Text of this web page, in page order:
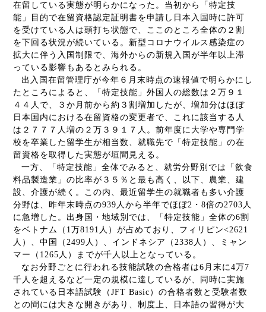
在留している実態が明らかになった。当初から「特定技
能」目的で在留資格認定証明書を申請し日本入国時に許可
を受けている人は頭打ち状態で、ここのところ全体の２割
を下回る状況が続いている。新型コロナウイルス感染症の
拡大に伴う入国制限で、海外からの新規入国が半年以上滞
っている影響もあるとみられる。
出入国在留管理庁が今年６月末時点の速報値で明らかにし
たところによると、「特定技能」外国人の総数は２万９１
４４人で、３か月前から約３割増加したが、増加分はほぼ
日本国内における在留資格の変更者で、これに該当する人
は２７７７人増の２万３９１７人。前年度に大学や専門学
校を卒業した留学生が相当数、就職先で「特定技能」の在
留資格を取得した実態が垣間見える。
一方、「特定技能」全体でみると、就労分野別では「飲食
料品製造業」の比率が３５％と最も高く、以下、農業、建
設、介護が続く。この内、最近留学生の就職者も多い介護
分野は、昨年末時点の939 人から半年でほぼ2 ・ 8倍の2703 人
に急増した。出身国・地域別では、「特定技能」全体の6割
をベトナム（ 1万8191 人）が占めており、フィリピン<2621
人）、中国（ 2499 人）、インドネシア（ 2338 人）、ミャン
マー（ 1265 人）までが千人以上となっている。
なお分野ごとに行われる技能試験の合格者は6 月末に4万7
千人を超えるなど一定の規模に達しているが、同時に実施
されている日本語試験（ JFT Basic ）の合格者数と受験者数
との間には大きな開きがあり、制度上、日本語の習得が大